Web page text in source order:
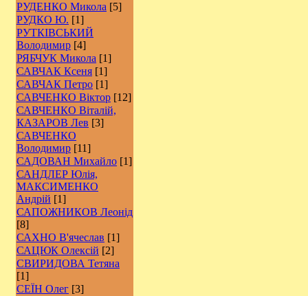
РУДЕНКО Микола [5]
РУДКО Ю. [1]
РУТКІВСЬКИЙ
Володимир [4]
РЯБЧУК Микола [1]
САВЧАК Ксеня [1]
САВЧАК Петро [1]
САВЧЕНКО Віктор [12]
САВЧЕНКО Віталій,
КАЗАРОВ Лев [3]
САВЧЕНКО
Володимир [11]
САДОВАН Михайло [1]
САНДЛЕР Юлія,
МАКСИМЕНКО
Андрій [1]
САПОЖНИКОВ Леонід
[8]
САХНО В'ячеслав [1]
САЦЮК Олексій [2]
СВИРИДОВА Тетяна
[1]
СЕЇН Олег [3]